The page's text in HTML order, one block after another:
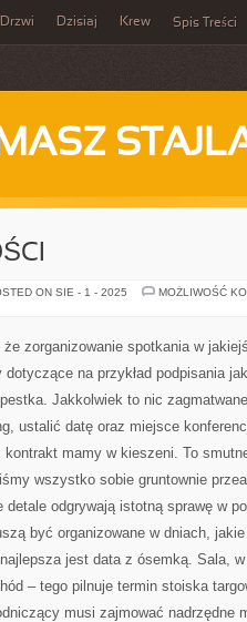
Drzwi Dzisiaj Krew Spis Treści
ON SIE - 1 - 2025
MOŻLIWOŚĆ
że zorganizowanie spotkania w
na przykład podpisania
Jakkolwiek to nic
ustalić datę oraz miejsce
mamy w kieszeni. To
wszystko sobie gruntownie
odgrywają istotną sprawę w
być organizowane w dniach,
jest data z ósemką. Sala,
– tego pilnuje termin stoiska
musi zajmować nadrzędne